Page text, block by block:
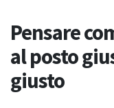
Pensare
al posto
giusto